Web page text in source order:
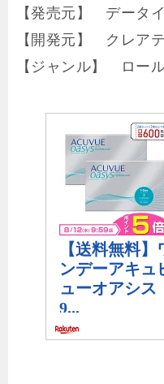
【発売元】 データ
【開発元】 クレア
【ジャンル】 ロー